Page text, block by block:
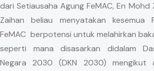
dari Setiausaha Agung FeMAC, En Mohd
Zaihan beliau menyatakan kesemua
FeMAC berpotensi untuk melahirkan
seperti mana disasarkan didalam
Negara 2030 (DKN 2030) mengikut